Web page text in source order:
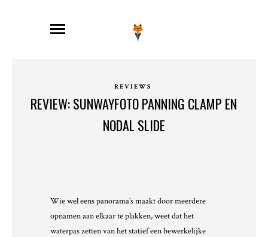
REVIEWS
REVIEW: SUNWAYFOTO PANNING CLAMP EN
NODAL SLIDE
Wie wel eens panorama’s maakt door meerdere
opnamen aan elkaar te plakken, weet dat het
waterpas zetten van het statief een bewerkelijke